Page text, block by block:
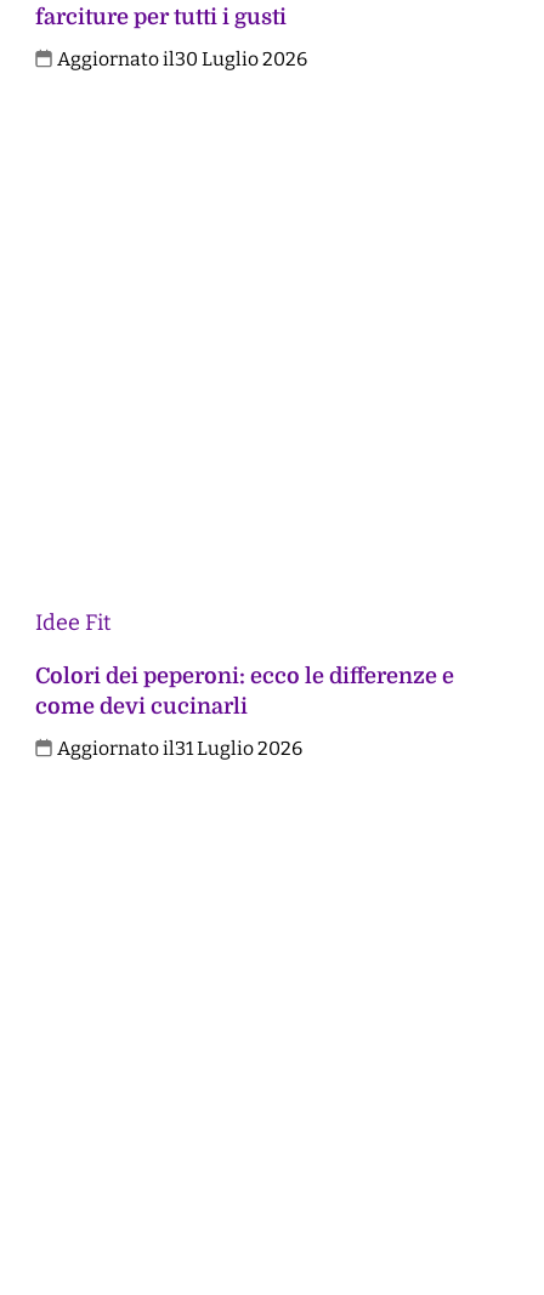
farciture per tutti i gusti
Aggiornato il30 Luglio 2026
Idee Fit
Colori dei peperoni: ecco le differenze e
come devi cucinarli
Aggiornato il31 Luglio 2026